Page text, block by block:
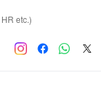
etc.)